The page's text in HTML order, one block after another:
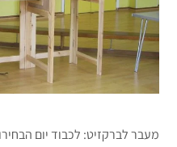
מעבר לברקזיט: לכבוד יום